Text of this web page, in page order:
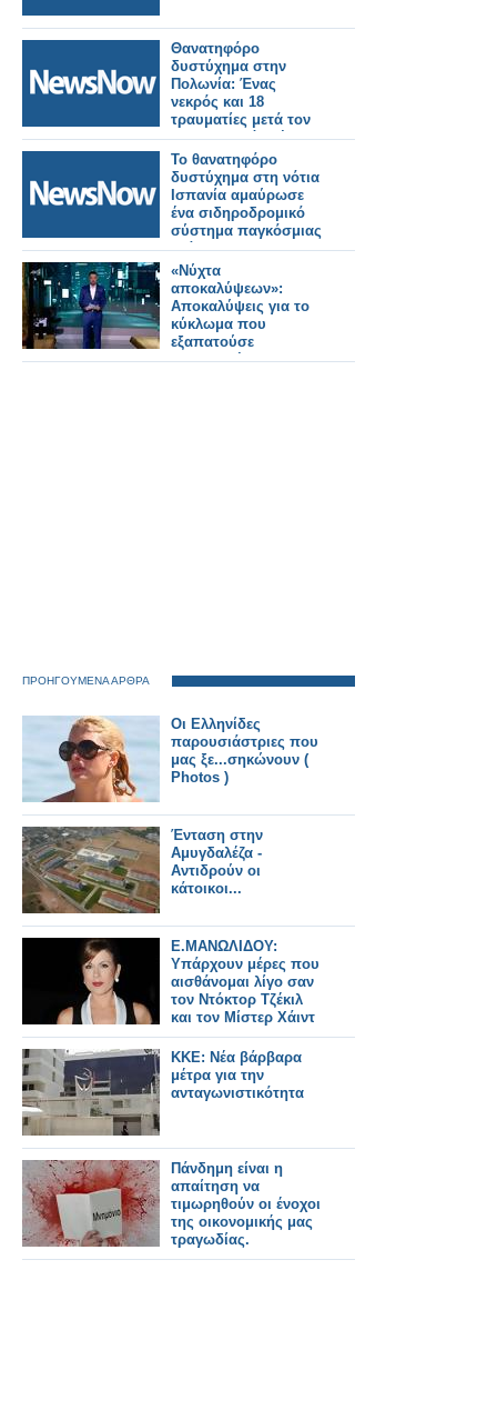
Θανατηφόρο
δυστύχημα στην
Πολωνία: Ένας
νεκρός και 18
τραυματίες μετά τον
εκτροχιασμό τρένου.
Το θανατηφόρο
δυστύχημα στη νότια
Ισπανία αμαύρωσε
ένα σιδηροδρομικό
σύστημα παγκόσμιας
κλάσης
«Νύχτα
αποκαλύψεων»:
Αποκαλύψεις για το
κύκλωμα που
εξαπατούσε
«επενδυτές» -
ΠΡΟΗΓΟΥΜΕΝΑ ΑΡΘΡΑ
Οι Ελληνίδες
παρουσιάστριες που
μας ξε...σηκώνουν (
Photos )
Ένταση στην
Αμυγδαλέζα -
Αντιδρούν οι
κάτοικοι...
Ε.ΜΑΝΩΛΙΔΟΥ:
Υπάρχουν μέρες που
αισθάνομαι λίγο σαν
τον Ντόκτορ Τζέκιλ
και τον Μίστερ Χάιντ
KKE: Νέα βάρβαρα
μέτρα για την
ανταγωνιστικότητα
Πάνδημη είναι η
απαίτηση να
τιμωρηθούν οι ένοχοι
της οικονομικής μας
τραγωδίας.